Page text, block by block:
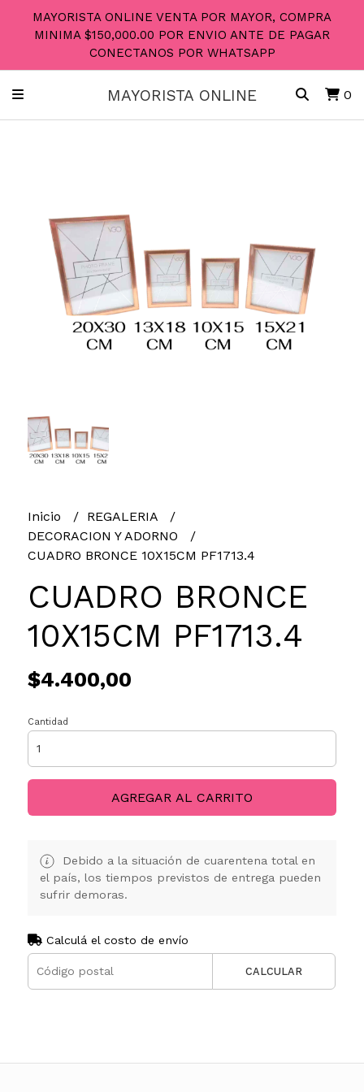
MAYORISTA ONLINE VENTA POR MAYOR, COMPRA
MINIMA $150,000.00 POR ENVIO ANTE DE PAGAR
CONECTANOS POR WHATSAPP
MAYORISTA ONLINE 0
Inicio
REGALERIA
DECORACION Y ADORNO
CUADRO BRONCE 10X15CM PF1713.4
CUADRO BRONCE
10X15CM PF1713.4
$4.400,00
Cantidad
AGREGAR AL CARRITO
Debido a la situación de cuarentena total en
el país, los tiempos previstos de entrega pueden
sufrir demoras.
Calculá el costo de envío
CALCULAR